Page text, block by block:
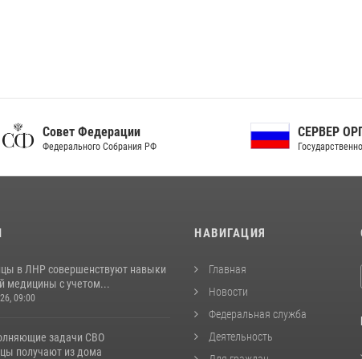
Федерации
Собрания РФ
СЕРВЕР ОРГАНОВ
Государственной власти РФ
в ЛНР совершенствуют навыки
медицины с учетом...
09:00
задачи СВО
получают из дома
НАВИГАЦИЯ
Главная
Новости
Федеральная служба
Деятельность